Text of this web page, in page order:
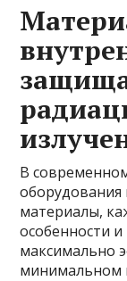
В
материалы,
особенности
максимально
минимальном